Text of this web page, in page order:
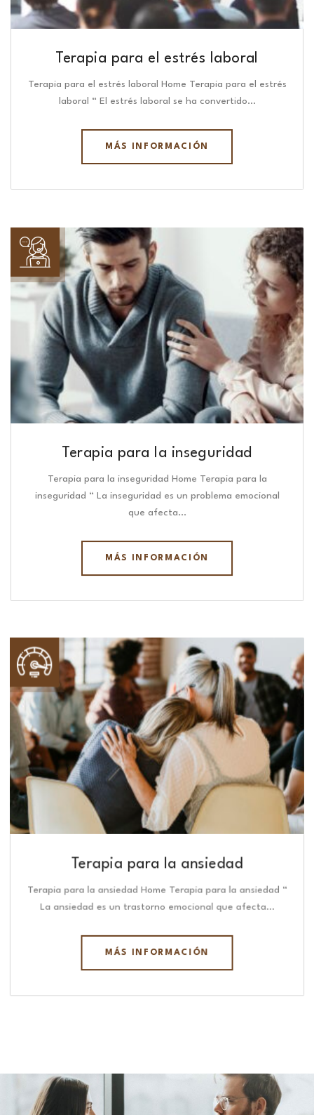
Terapia para el estrés laboral
Terapia para el estrés laboral Home Terapia para el estrés
laboral “ El estrés laboral se ha convertido…
MÁS INFORMACIÓN
Terapia para la inseguridad
Terapia para la inseguridad Home Terapia para la
inseguridad “ La inseguridad es un problema emocional
que afecta…
MÁS INFORMACIÓN
Terapia para la ansiedad
Terapia para la ansiedad Home Terapia para la ansiedad “
La ansiedad es un trastorno emocional que afecta…
MÁS INFORMACIÓN